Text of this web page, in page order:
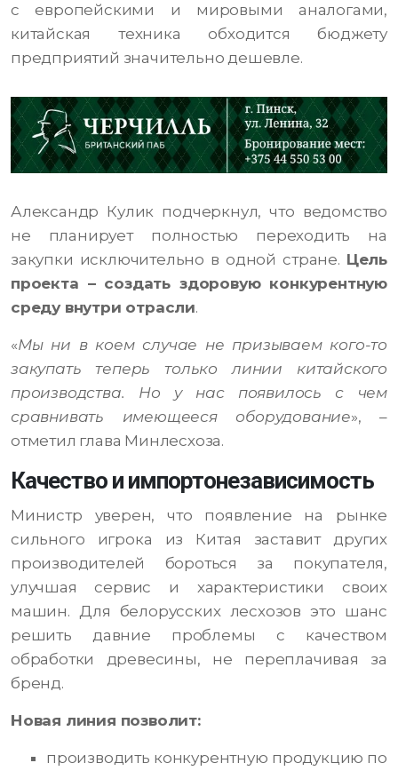
с европейскими и мировыми аналогами,
китайская техника обходится бюджету
предприятий значительно дешевле.
Александр Кулик подчеркнул, что ведомство
не планирует полностью переходить на
закупки исключительно в одной стране. Цель
проекта – создать здоровую конкурентную
среду внутри отрасли.
«Мы ни в коем случае не призываем кого-то
закупать теперь только линии китайского
производства. Но у нас появилось с чем
сравнивать имеющееся оборудование», –
отметил глава Минлесхоза.
Качество и импортонезависимость
Министр уверен, что появление на рынке
сильного игрока из Китая заставит других
производителей бороться за покупателя,
улучшая сервис и характеристики своих
машин. Для белорусских лесхозов это шанс
решить давние проблемы с качеством
обработки древесины, не переплачивая за
бренд.
Новая линия позволит:
производить конкурентную продукцию по